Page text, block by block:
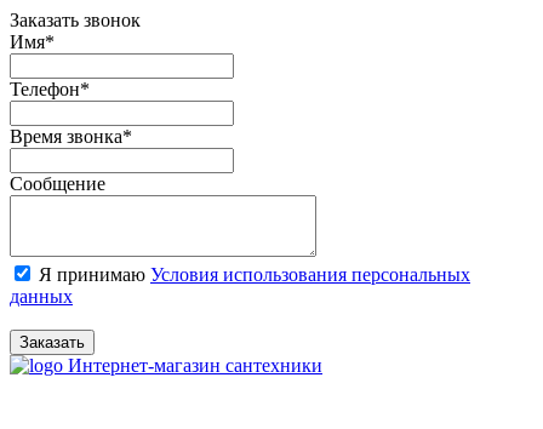
Заказать звонок
Имя*
Телефон*
Время звонка*
Сообщение
Я принимаю Условия использования персональных
данных
Заказать
Интернет-магазин сантехники